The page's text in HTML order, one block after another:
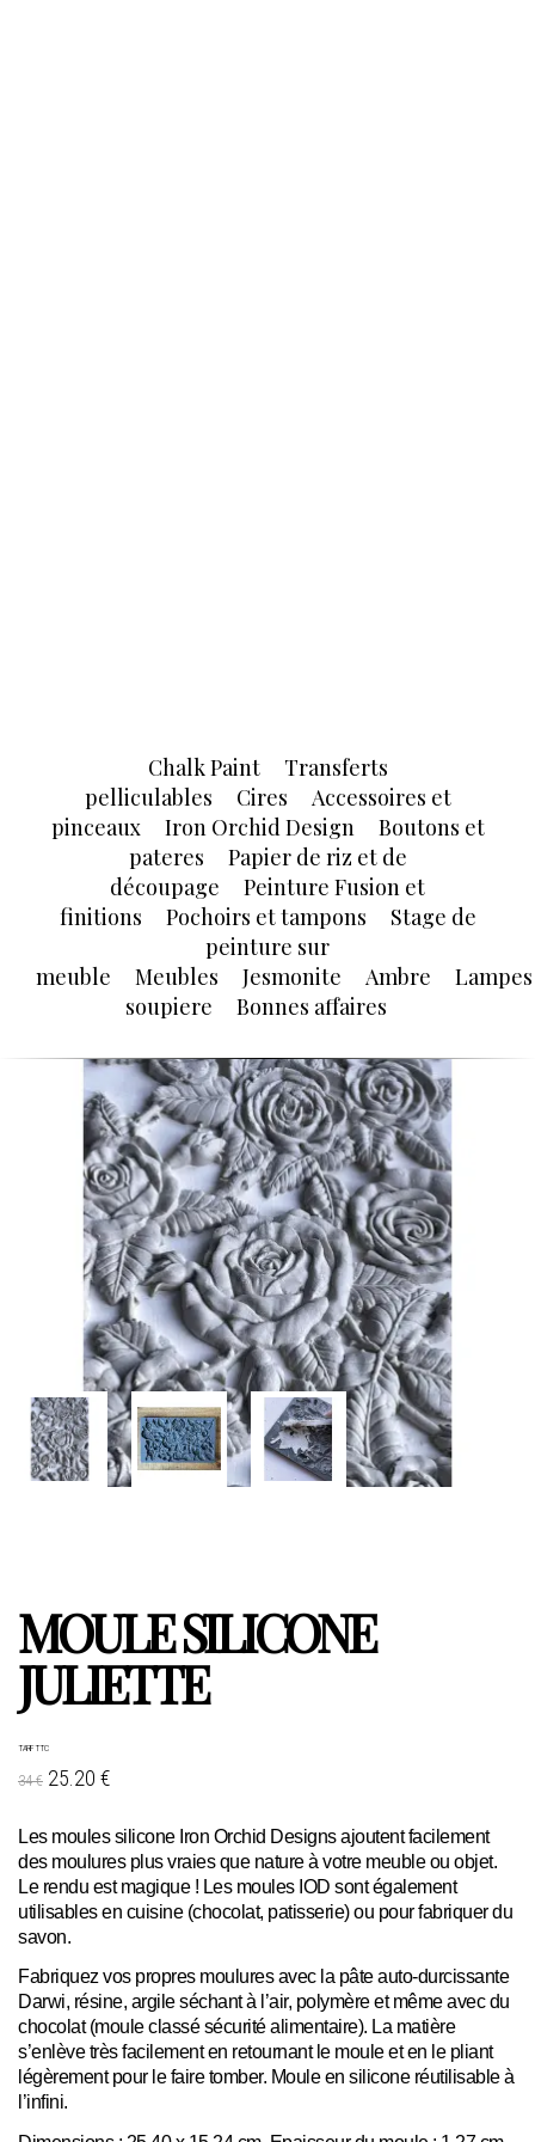
Chalk Paint
Transferts
pelliculables
Cires
Accessoires et
pinceaux
Iron Orchid Design
Boutons et
pateres
Papier de riz et de
découpage
Peinture Fusion et
finitions
Pochoirs et tampons
Stage de
peinture sur
meuble
Meubles Jesmonite Ambre
Lampes
soupiere
Bonnes affaires
MOULE SILICONE
JULIETTE
TARIF TTC
34 € 25.20 €
Les moules silicone Iron Orchid Designs ajoutent facilement
des moulures plus vraies que nature à votre meuble ou objet.
Le rendu est magique ! Les moules IOD sont également
utilisables en cuisine (chocolat, patisserie) ou pour fabriquer du
savon.
Fabriquez vos propres moulures avec la pâte auto-durcissante
Darwi, résine, argile séchant à l’air, polymère et même avec du
chocolat (moule classé sécurité alimentaire). La matière
s’enlève très facilement en retournant le moule et en le pliant
légèrement pour le faire tomber. Moule en silicone réutilisable à
l’infini.